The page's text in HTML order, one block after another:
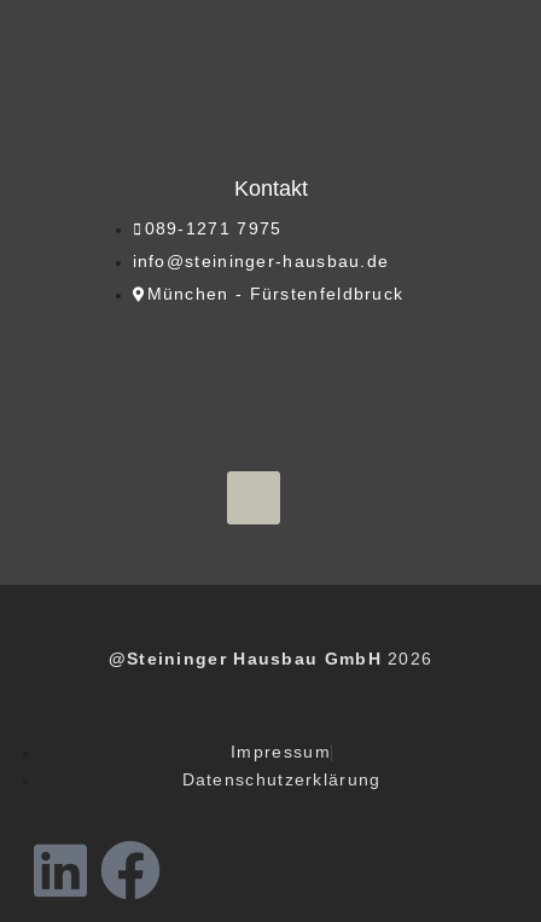
Kontakt
089-1271 7975
info@steininger-hausbau.de
München - Fürstenfeldbruck
@Steininger Hausbau GmbH 2026
Impressum
Datenschutzerklärung